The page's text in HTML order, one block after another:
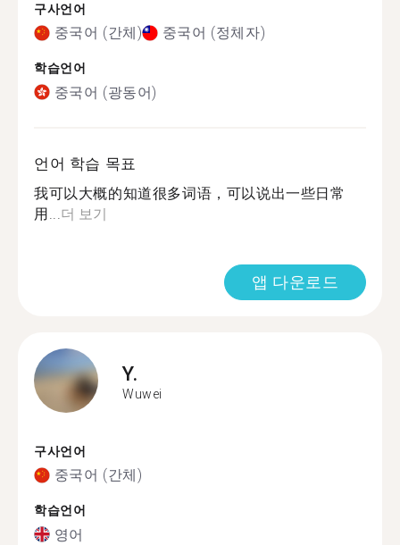
구사언어
중국어 (간체) 중국어 (정체자)
학습언어
중국어 (광동어)
언어 학습 목표
我可以大概的知道很多词语，可以说出一些日常
用... 더 보기
앱 다운로드
Y.
Wuwei
구사언어
중국어 (간체)
학습언어
영어